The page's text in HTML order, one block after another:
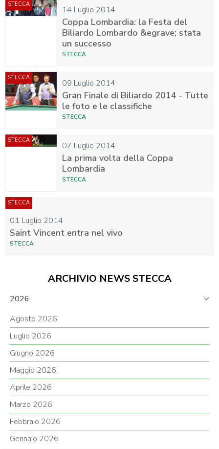
14 Luglio 2014
STECCA
Coppa Lombardia: la Festa del
Biliardo Lombardo &egrave; stata
un successo
STECCA
09 Luglio 2014
STECCA
Gran Finale di Biliardo 2014 - Tutte
le foto e le classifiche
STECCA
07 Luglio 2014
STECCA
La prima volta della Coppa
Lombardia
STECCA
01 Luglio 2014
STECCA
Saint Vincent entra nel vivo
STECCA
ARCHIVIO NEWS STECCA
2026
Agosto 2026
Luglio 2026
Giugno 2026
Maggio 2026
Aprile 2026
Marzo 2026
Febbraio 2026
Gennaio 2026